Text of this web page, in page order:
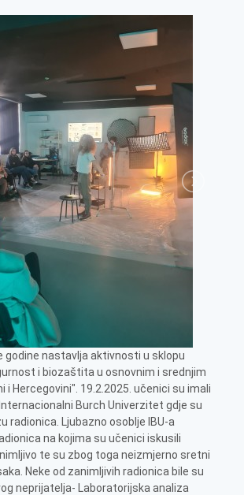
godine nastavlja aktivnosti u sklopu
i biozaštita u osnovnim i srednjim
i Hercegovini". 19.2.2025. učenici su imali
Burch Univerzitet gdje su
radionica. Ljubazno osoblje IBU-a
na kojima su učenici iskusili
te su zbog toga neizmjerno sretni
Neke od zanimljivih radionica bile su
neprijatelja- Laboratorijska analiza